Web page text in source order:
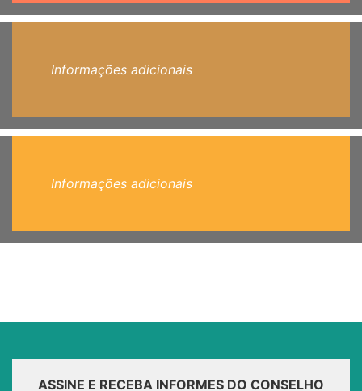
Informações adicionais
Informações adicionais
ASSINE E RECEBA INFORMES DO CONSELHO